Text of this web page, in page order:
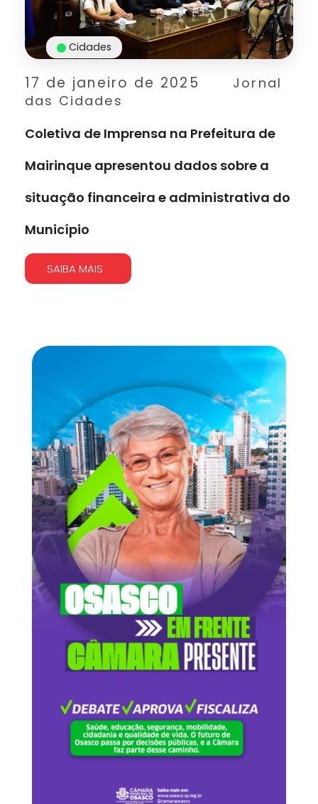
17 de janeiro de 2025
Jornal
das Cidades
Cidades
Coletiva de Imprensa na Prefeitura de
Mairinque apresentou dados sobre a
situação financeira e administrativa do
Município
SAIBA MAIS